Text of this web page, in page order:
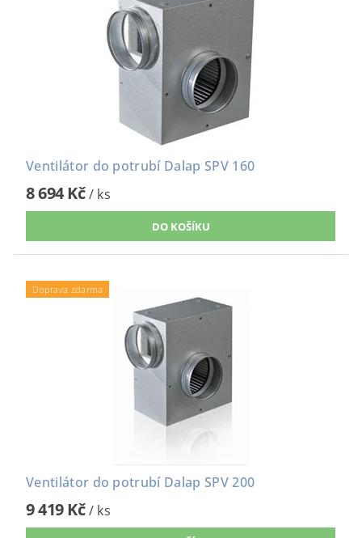
Ventilátor do potrubí Dalap SPV 160
8 694 Kč/ ks
Doprava zdarma
Ventilátor do potrubí Dalap SPV 200
9 419 Kč/ ks